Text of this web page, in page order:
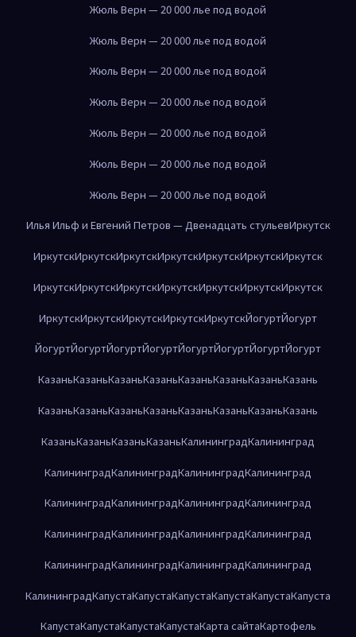
Жюль Верн — 20 000 лье под водой
Жюль Верн — 20 000 лье под водой
Жюль Верн — 20 000 лье под водой
Жюль Верн — 20 000 лье под водой
Жюль Верн — 20 000 лье под водой
Жюль Верн — 20 000 лье под водой
Жюль Верн — 20 000 лье под водой
Илья Ильф и Евгений Петров — Двенадцать стульевИркутск
ИркутскИркутскИркутскИркутскИркутскИркутскИркутск
ИркутскИркутскИркутскИркутскИркутскИркутскИркутск
ИркутскИркутскИркутскИркутскИркутскЙогуртЙогурт
ЙогуртЙогуртЙогуртЙогуртЙогуртЙогуртЙогуртЙогурт
КазаньКазаньКазаньКазаньКазаньКазаньКазаньКазань
КазаньКазаньКазаньКазаньКазаньКазаньКазаньКазань
КазаньКазаньКазаньКазаньКалининградКалининград
КалининградКалининградКалининградКалининград
КалининградКалининградКалининградКалининград
КалининградКалининградКалининградКалининград
КалининградКалининградКалининградКалининград
КалининградКапустаКапустаКапустаКапустаКапустаКапуста
КапустаКапустаКапустаКапустаКарта сайтаКартофель